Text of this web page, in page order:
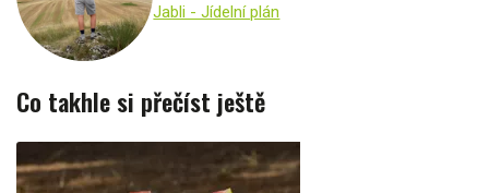
Jabli - Jídelní plán
Co takhle si přečíst ještě